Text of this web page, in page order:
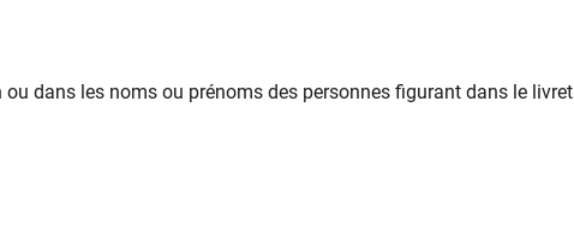
dans les noms ou prénoms des personnes figurant dans le livret